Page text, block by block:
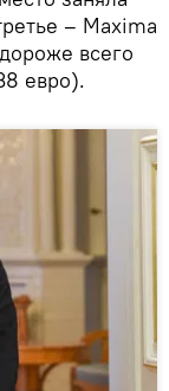
– Maxima
всего
евро).